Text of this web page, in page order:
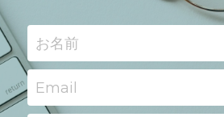
お名前
Email